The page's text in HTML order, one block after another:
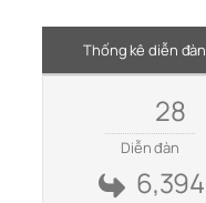
Thống kê diễn đàn
28
Diễn đàn
6,394